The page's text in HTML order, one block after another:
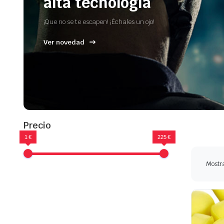
¡Que no se te escapen! ¡Échales un ojo!
Ver novedad
Precio
1 € 225 €